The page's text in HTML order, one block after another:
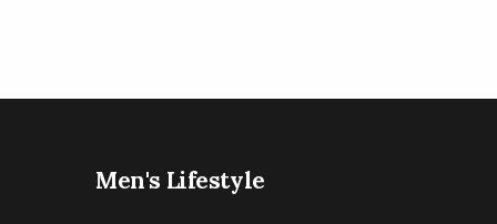
Men's Lifestyle